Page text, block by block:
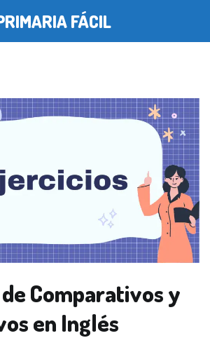
Comparativos y
en Inglés
FÁCIL